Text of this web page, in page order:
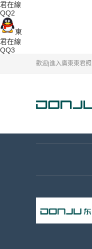
君在線
QQ2
東
君在線
QQ3
歡迎j進入廣東東君